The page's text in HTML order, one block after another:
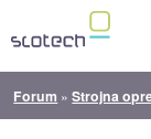
Forum »Strojna